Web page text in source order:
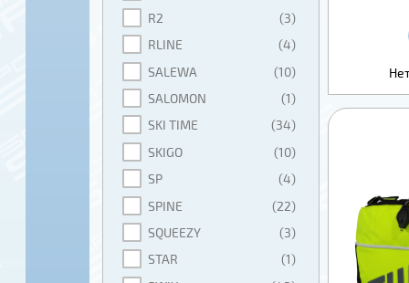
R2
(3)
RLINE
(4)
SALEWA
(10)
SALOMON
(1)
SKI TIME
(34)
SKIGO
(10)
SP
(4)
SPINE
(22)
SQUEEZY
(3)
STAR
(1)